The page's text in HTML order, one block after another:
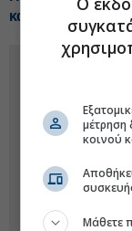
και μπαταρίες
μέτρηση
κοινού
Μάθετε